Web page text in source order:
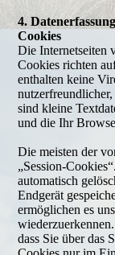
4.
Cookies
Die Internetseiten
Cookies richten
enthalten keine
sind kleine
und die Ihr
Die meisten der
„Session-
automatisch
Endgerät
ermöglichen es
dass Sie über das